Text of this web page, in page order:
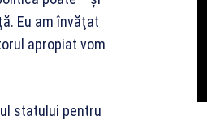
Eu am învăţat
apropiat vom
statului pentru